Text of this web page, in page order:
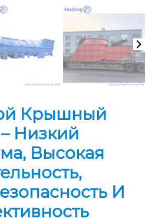
Крышный
Низкий
Высокая
И